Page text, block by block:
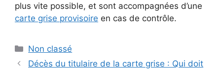
plus vite possible, et sont accompagnées d’une
carte grise provisoire en cas de contrôle.
Catégories
Non classé
Décès du titulaire de la carte grise : Qui doit